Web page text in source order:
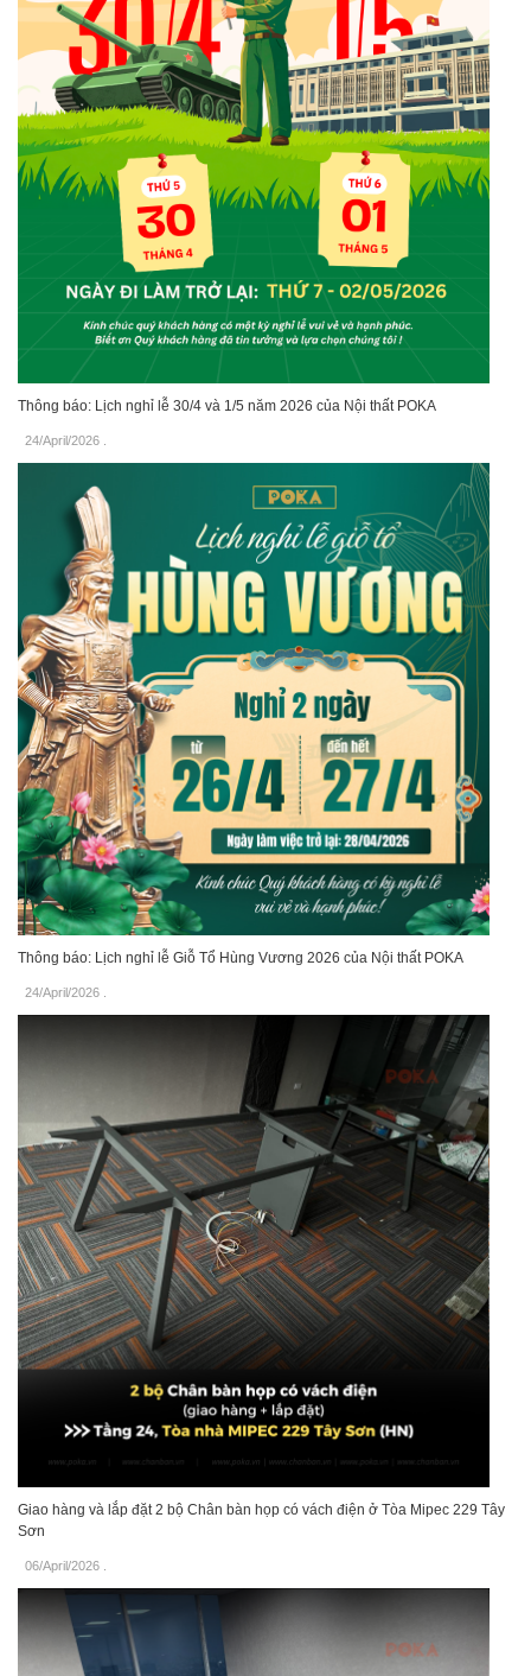
Thông báo: Lịch nghỉ lễ 30/4 và 1/5 năm 2026 của Nội thất POKA
24/April/2026
Thông báo: Lịch nghỉ lễ Giỗ Tổ Hùng Vương 2026 của Nội thất POKA
24/April/2026
Giao hàng và lắp đặt 2 bộ Chân bàn họp có vách điện ở Tòa Mipec 229 Tây
Sơn
06/April/2026